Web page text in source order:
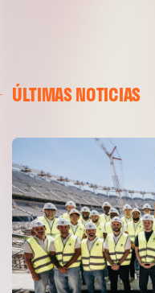
ÚLTIMAS NOTICIAS